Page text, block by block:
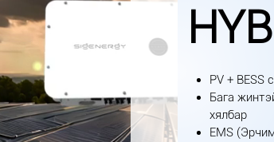
PV + BESS
Бага
хялбар
EMS